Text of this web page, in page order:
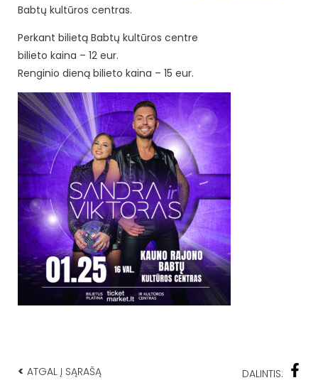
Babtų kultūros centras.
Perkant bilietą Babtų kultūros centre
bilieto kaina – 12 eur.
Renginio dieną bilieto kaina – 15 eur.
< ATGAL Į SĄRAŠĄ DALINTIS: